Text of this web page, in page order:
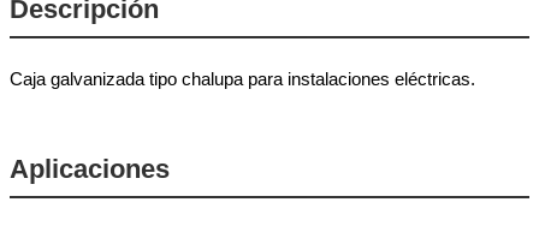
Descripción
Caja galvanizada tipo chalupa para instalaciones eléctricas.
Aplicaciones